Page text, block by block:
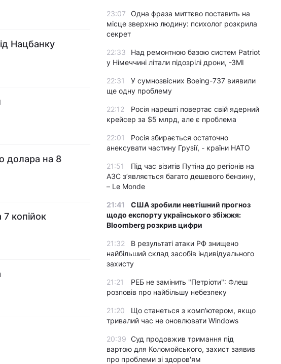
Нацбанку
долара на 8
копійок
23:07
Одна фраза миттєво поставить на
місце зверхню людину: психолог розкрила
секрет
22:33
Над ремонтною базою систем Patriot
у Німеччині літали підозрілі дрони, -ЗМІ
22:31
У сумнозвісних Boeing-737 виявили
ще одну проблему
22:12
Росія нарешті повертає свій ядерний
крейсер за $5 млрд, але є проблема
22:01
Росія збирається остаточно
анексувати частину Грузії, - країни НАТО
21:51
Під час візитів Путіна до регіонів на
АЗС з’являється багато дешевого бензину,
– Le Monde
21:41
США зробили невтішний прогноз
щодо експорту українського збіжжя:
Bloomberg розкрив цифри
21:32
В результаті атаки РФ знищено
найбільший склад засобів індивідуального
захисту
21:21
РЕБ не замінить "Петріоти": Флеш
розповів про найбільшу небезпеку
21:20
Що станеться з комп’ютером, якщо
тривалий час не оновлювати Windows
20:39 Суд продовжив тримання під
вартою для Коломойського, захист заявив
про проблеми зі здоров'ям